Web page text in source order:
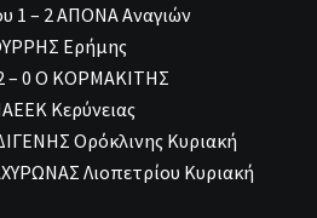
1 – 2 ΑΠΟΝΑ Αναγιών
Ερήμης
– 0 Ο ΚΟΡΜΑΚΙΤΗΣ
Κερύνειας
Ορόκλινης Κυριακή
Λιοπετρίου Κυριακή